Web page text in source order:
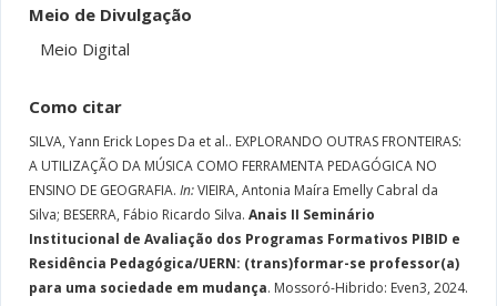
Meio de Divulgação
Meio Digital
Como citar
SILVA, Yann Erick Lopes Da et al.. EXPLORANDO OUTRAS FRONTEIRAS:
A UTILIZAÇÃO DA MÚSICA COMO FERRAMENTA PEDAGÓGICA NO
ENSINO DE GEOGRAFIA. In:VIEIRA, Antonia Maíra Emelly Cabral da
Silva; BESERRA, Fábio Ricardo Silva. Anais II Seminário
Institucional de Avaliação dos Programas Formativos PIBID e
Residência Pedagógica/UERN: (trans)formar-se professor(a)
para uma sociedade em mudança. Mossoró-Hibrido: Even3, 2024.